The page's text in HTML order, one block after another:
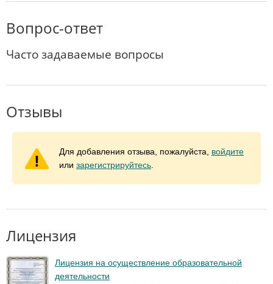
Вопрос-ответ
Часто задаваемые вопросы
Отзывы
Для добавления отзыва, пожалуйста, войдите
или зарегистрируйтесь
Лицензия
Лицензия на осуществление образовательной
деятельности